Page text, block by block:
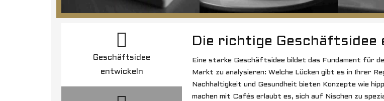
Geschäftsidee
entwickeln
Die richtige Geschäftsidee
Eine starke Geschäftsidee bildet das Fundament für
Markt zu analysieren: Welche Lücken gibt es in Ihrer
Nachhaltigkeit und Gesundheit bieten Konzepte wie
machen mit Cafés erlaubt es, sich auf Nischen zu